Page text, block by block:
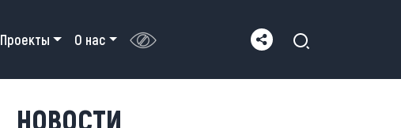
Проекты О нас
НОВОСТИ